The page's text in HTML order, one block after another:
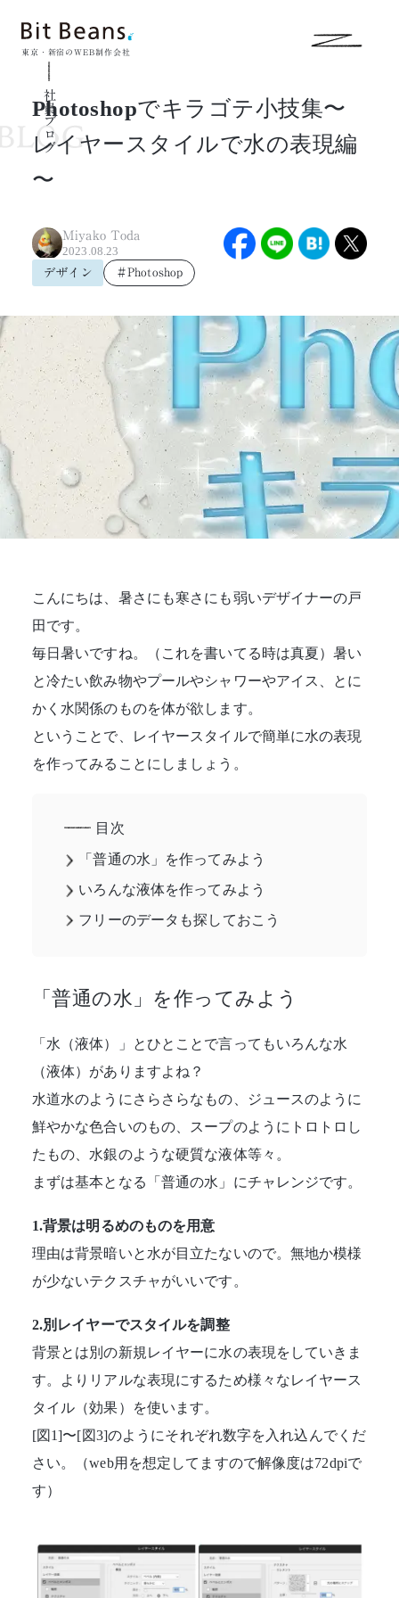
東京・新宿のWEB制作会社
社員ブログ
Photoshopでキラゴテ小技集〜
レイヤースタイルで水の表現編
〜
Miyako Toda
2023.08.23
デザイン
＃Photoshop
こんにちは、暑さにも寒さにも弱いデザイナーの戸
田です。
毎日暑いですね。（これを書いてる時は真夏）暑い
と冷たい飲み物やプールやシャワーやアイス、とに
かく水関係のものを体が欲します。
ということで、レイヤースタイルで簡単に水の表現
を作ってみることにしましょう。
目次
「普通の水」を作ってみよう
いろんな液体を作ってみよう
フリーのデータも探しておこう
「普通の水」を作ってみよう
「水（液体）」とひとことで言ってもいろんな水
（液体）がありますよね？
水道水のようにさらさらなもの、ジュースのように
鮮やかな色合いのもの、スープのようにトロトロし
たもの、水銀のような硬質な液体等々。
まずは基本となる「普通の水」にチャレンジです。
1.背景は明るめのものを用意
理由は背景暗いと水が目立たないので。無地か模様
が少ないテクスチャがいいです。
2.別レイヤーでスタイルを調整
背景とは別の新規レイヤーに水の表現をしていきま
す。よりリアルな表現にするため様々なレイヤース
タイル（効果）を使います。
[図1]〜[図3]のようにそれぞれ数字を入れ込んでくだ
さい。（web用を想定してますので解像度は72dpiで
す）